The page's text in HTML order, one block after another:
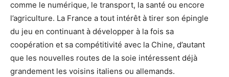
comme le numérique, le transport, la santé ou encore
l’agriculture. La France a tout intérêt à tirer son épingle
du jeu en continuant à développer à la fois sa
coopération et sa compétitivité avec la Chine, d’autant
que les nouvelles routes de la soie intéressent déjà
grandement les voisins italiens ou allemands.